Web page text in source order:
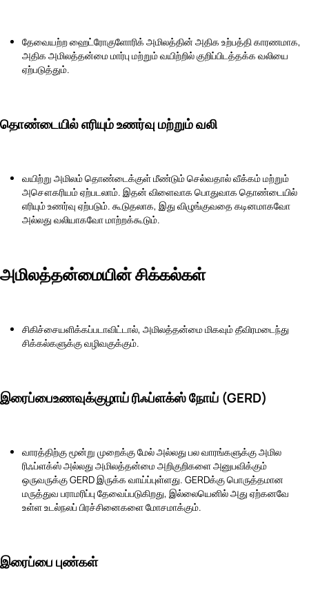
தேவையற்ற ஹைட்ரோகுளோரிக் அமிலத்தின் அதிக உற்பத்தி காரணமாக,
அதிக அமிலத்தன்மை மார்பு மற்றும் வயிற்றில் குறிப்பிடத்தக்க வலியை
ஏற்படுத்தும்.
தொண்டையில் எரியும் உணர்வு மற்றும் வலி
வயிற்று அமிலம் தொண்டைக்குள் மீண்டும் செல்வதால் வீக்கம் மற்றும்
அசௌகரியம் ஏற்படலாம். இதன் விளைவாக பொதுவாக தொண்டையில்
எரியும் உணர்வு ஏற்படும். கூடுதலாக, இது விழுங்குவதை கடினமாகவோ
அல்லது வலியாகவோ மாற்றக்கூடும்.
அமிலத்தன்மையின் சிக்கல்கள்
சிகிச்சையளிக்கப்படாவிட்டால், அமிலத்தன்மை மிகவும் தீவிரமடைந்து
சிக்கல்களுக்கு வழிவகுக்கும்.
இரைப்பைஉணவுக்குழாய் ரிஃப்ளக்ஸ் நோய் (GERD)
வாரத்திற்கு மூன்று முறைக்கு மேல் அல்லது பல வாரங்களுக்கு அமில
ரிஃப்ளக்ஸ் அல்லது அமிலத்தன்மை அறிகுறிகளை அனுபவிக்கும்
ஒருவருக்கு GERD இருக்க வாய்ப்புள்ளது. GERDக்கு பொருத்தமான
மருத்துவ பராமரிப்பு தேவைப்படுகிறது, இல்லையெனில் அது ஏற்கனவே
உள்ள உடல்நலப் பிரச்சினைகளை மோசமாக்கும்.
இரைப்பை புண்கள்